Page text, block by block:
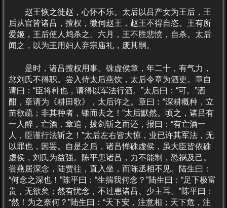
赵王恢之徙赵，心怀不乐。太后以吕产女为王后，王
后从官皆诸吕，擅权，微伺赵王，赵王不得自恣。王有所
爱姬，王后使人鸩杀之。六月，王不胜悲愤，自杀。太后
闻之，以为王用妇人弃宗庙礼，废其嗣。
是时，诸吕擅权用事。硃虚侯章，年二十，有气力，
忿刘氏不得职。尝入侍太后燕饮，太后令章为酒吏。章自
请曰：“臣将种也，请得以军法行酒。”太后曰：“可。”酒
酣，章请为《耕田歌》，太后许之。章曰：“深耕穊种，立
苗欲疏；非其种者，锄而去之！”太后默然。顷之，诸吕有
一人醉，亡酒，章追，拔剑斩之而还，报曰：“有亡酒一
人，臣谨行法斩之！”太后左右皆大惊，业已许其军法，无
以罪也，因罢。自是之后，诸吕惮硃虚侯，虽大臣皆依硃
虚侯，刘氏为益强。陈平患诸吕，力不能制，恐祸及己。
尝燕居深念，陆贾往，直入坐，而陈丞相不见。陆生曰：
“何念之深也！”陈平曰：“生揣我何念？”陆生曰：“足下极富
贵，无欲矣；然有忧念，不过患诸吕、少主耳。”陈平曰：
“然！为之奈何？”陆生曰：“天下安，注意相；天下危，注